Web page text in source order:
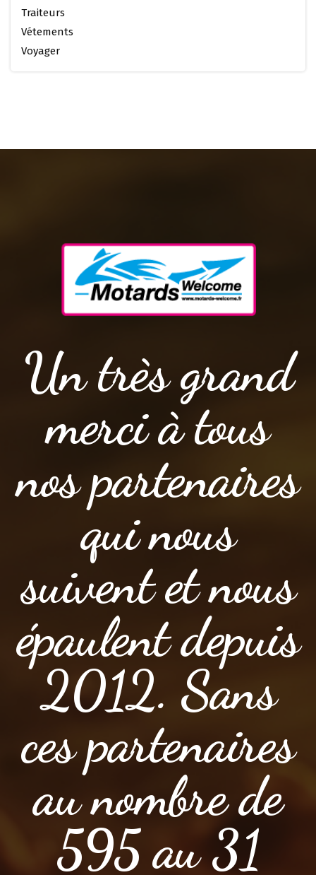
Traiteurs
Vétements
Voyager
Un très grand
merci à tous
nos partenaires
qui nous
suivent et nous
épaulent depuis
2012. Sans
ces partenaires
au nombre de
595 au 31